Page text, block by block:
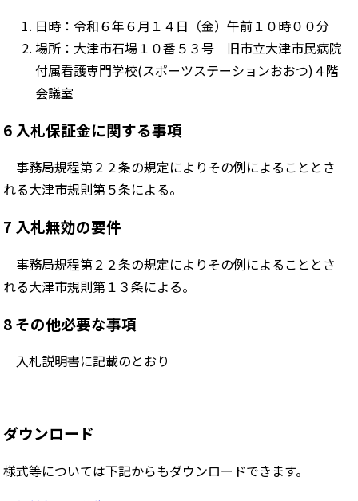
日時：令和６年６月１４日（金）午前１０時００分
場所：大津市石場１０番５３号 旧市立大津市民病院
付属看護専門学校(スポーツステーションおおつ)４階
会議室
6 入札保証金に関する事項
事務局規程第２２条の規定によりその例によることとさ
れる大津市規則第５条による。
7 入札無効の要件
事務局規程第２２条の規定によりその例によることとさ
れる大津市規則第１３条による。
8 その他必要な事項
入札説明書に記載のとおり
ダウンロード
様式等については下記からもダウンロードできます。